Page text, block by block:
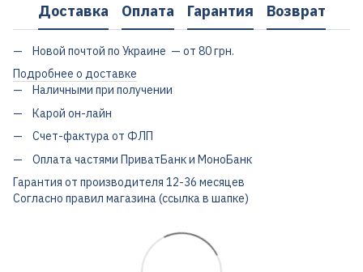
Доставка Оплата Гарантия Возврат
Новой почтой по Украине — от 80 грн.
Подробнее о доставке
Наличными при получении
Карой он-лайн
Счет-фактура от ФЛП
Оплата частями ПриватБанк и МоноБанк
Гарантия от производителя 12-36 месяцев
Согласно правил магазина (ссылка в шапке)